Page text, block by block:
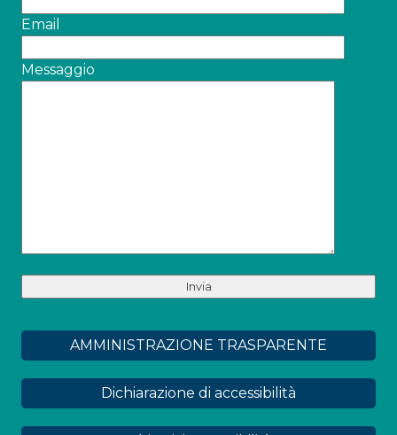
Email
Messaggio
AMMINISTRAZIONE TRASPARENTE
Dichiarazione di accessibilità